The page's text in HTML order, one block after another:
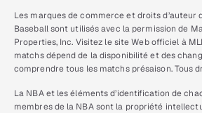
Les marques de commerce et droits d’auteur
Baseball sont utilisés avec la permission de
Properties, Inc. Visitez le site Web officiel à
matchs dépend de la disponibilité et des
comprendre tous les matchs présaison. Tous
La NBA et les éléments d’identification de
membres de la NBA sont la propriété